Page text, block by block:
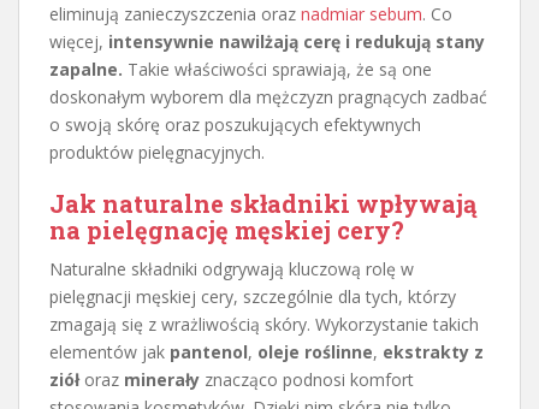
eliminują zanieczyszczenia oraz nadmiar sebum. Co
więcej, intensywnie nawilżają cerę i redukują stany
zapalne. Takie właściwości sprawiają, że są one
doskonałym wyborem dla mężczyzn pragnących zadbać
o swoją skórę oraz poszukujących efektywnych
produktów pielęgnacyjnych.
Jak naturalne składniki wpływają
na pielęgnację męskiej cery?
Naturalne składniki odgrywają kluczową rolę w
pielęgnacji męskiej cery, szczególnie dla tych, którzy
zmagają się z wrażliwością skóry. Wykorzystanie takich
elementów jak pantenol, oleje roślinne, ekstrakty z
ziółoraz minerały znacząco podnosi komfort